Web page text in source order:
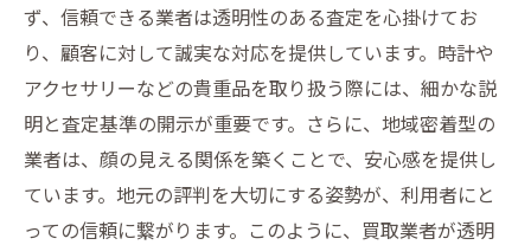
ず、信頼できる業者は透明性のある査定を心掛けてお
り、顧客に対して誠実な対応を提供しています。時計や
アクセサリーなどの貴重品を取り扱う際には、細かな説
明と査定基準の開示が重要です。さらに、地域密着型の
業者は、顔の見える関係を築くことで、安心感を提供し
ています。地元の評判を大切にする姿勢が、利用者にと
っての信頼に繋がります。このように、買取業者が透明